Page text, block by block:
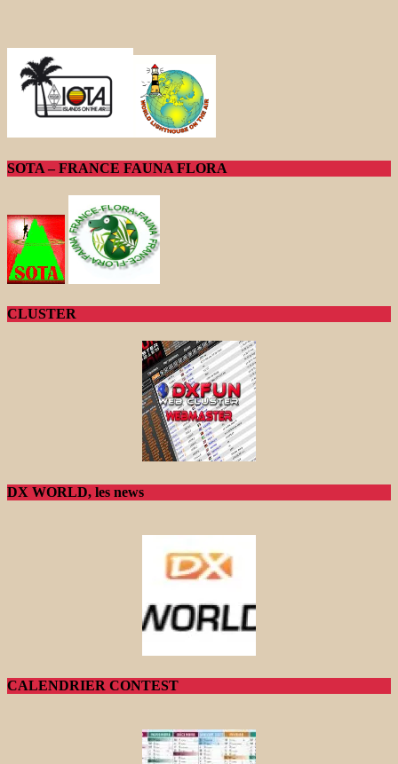
SOTA – FRANCE FAUNA FLORA
CLUSTER
DX WORLD, les news
CALENDRIER CONTEST